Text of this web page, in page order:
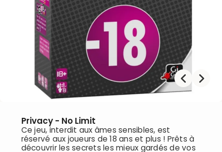
Privacy - No Limit
Ce jeu, interdit aux âmes sensibles, est
réservé aux joueurs de 18 ans et plus ! Prêts à
découvrir les secrets les mieux gardés de vos